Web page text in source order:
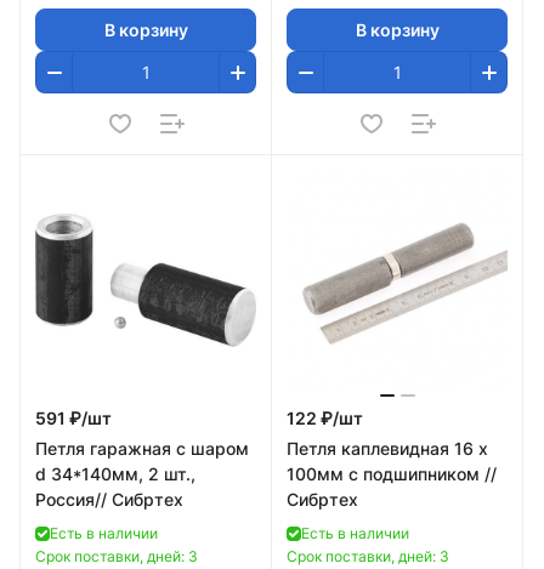
В корзину В корзину
591 ₽/шт
Петля гаражная с шаром
d 34*140мм, 2 шт.,
Россия// Сибртех
Есть в наличии
Срок поставки, дней: 3
122 ₽/шт
Петля каплевидная 16 х
100мм с подшипником //
Сибртех
Есть в наличии
Срок поставки, дней: 3